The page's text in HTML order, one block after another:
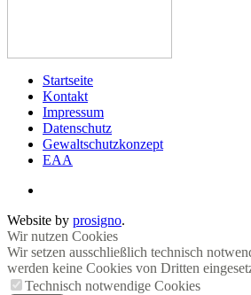
Startseite
Kontakt
Impressum
Datenschutz
Gewaltschutzkonzept
EAA
Website by prosigno.
Wir nutzen Cookies
Wir setzen ausschließlich technisch
werden keine Cookies von Dritten
Technisch notwendige Cookies